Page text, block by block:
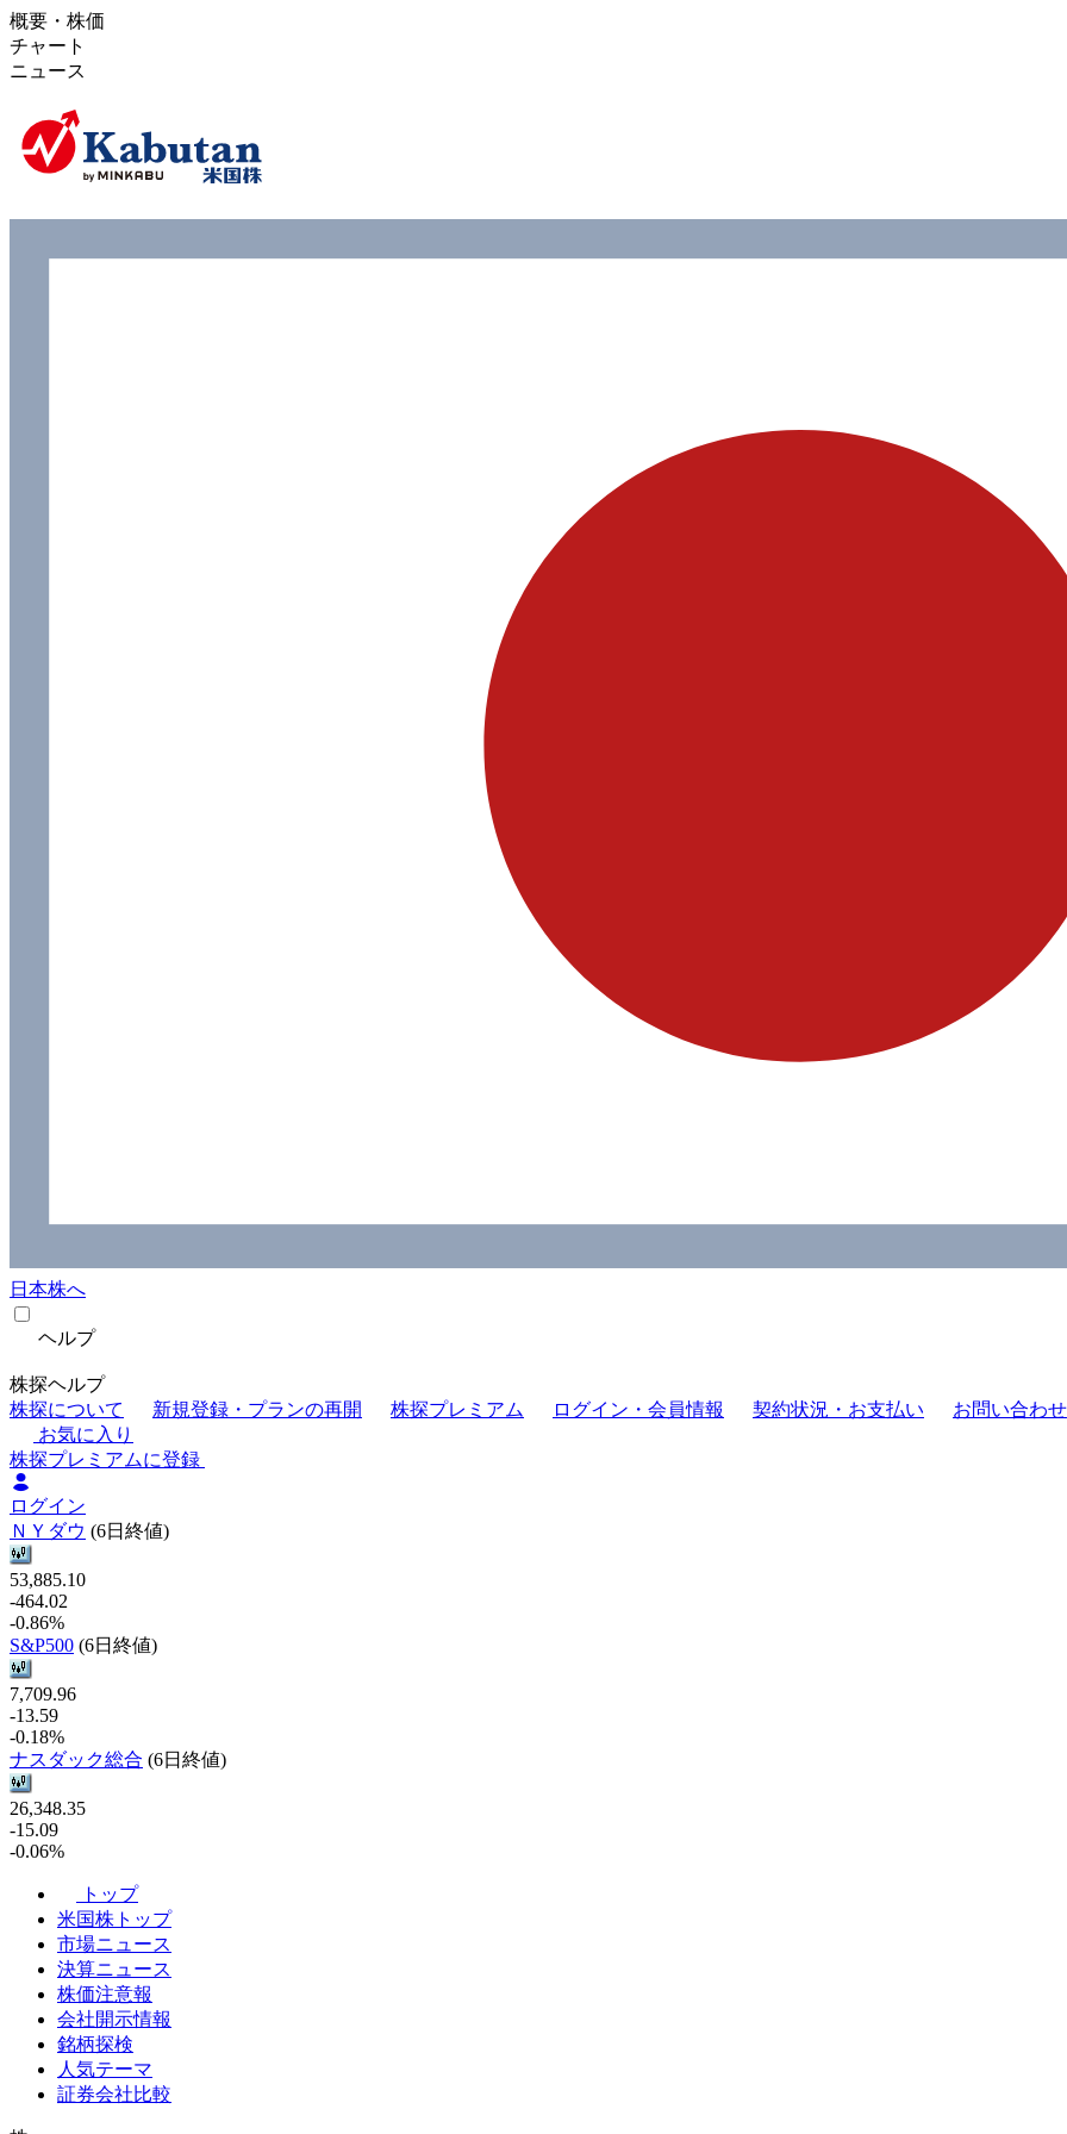
概要・株価
チャート
ニュース
日本株へ
ヘルプ
株探ヘルプ
株探について
新規登録・プランの再開 株探プレミアム ログイン・会員情報 契約状況・お支払い お問い合わせ
お気に入り
株探プレミアムに登録
ログイン
ＮＹダウ (6日終値)
53,885.10
-464.02
-0.86%
S&P500 (6日終値)
7,709.96
-13.59
-0.18%
ナスダック総合 (6日終値)
26,348.35
-15.09
-0.06%
トップ
米国株トップ
市場ニュース
決算ニュース
株価注意報
会社開示情報
銘柄探検
人気テーマ
証券会社比較